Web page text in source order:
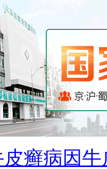
癣病因牛